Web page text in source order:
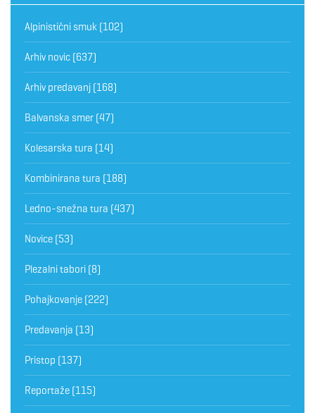
Alpinistični smuk (102)
Arhiv novic (637)
Arhiv predavanj (168)
Balvanska smer (47)
Kolesarska tura (14)
Kombinirana tura (188)
Ledno-snežna tura (437)
Novice (53)
Plezalni tabori (8)
Pohajkovanje (222)
Predavanja (13)
Pristop (137)
Reportaže (115)